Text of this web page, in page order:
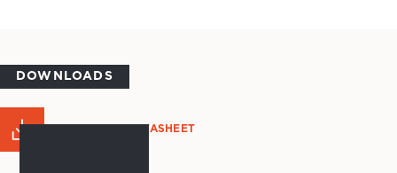
DOWNLOADS
PRODUCT DATASHEET